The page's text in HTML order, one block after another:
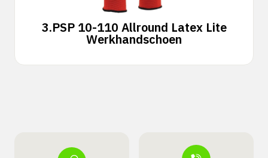
3.PSP 10-110 Allround Latex Lite
Werkhandschoen